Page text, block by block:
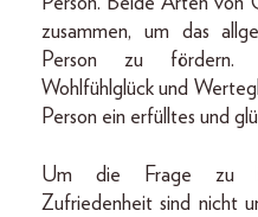
zusammen, um das
Person zu fördern.
Wohlfühlglück und
Person ein erfülltes und
Um die Frage zu
Zufriedenheit sind nicht